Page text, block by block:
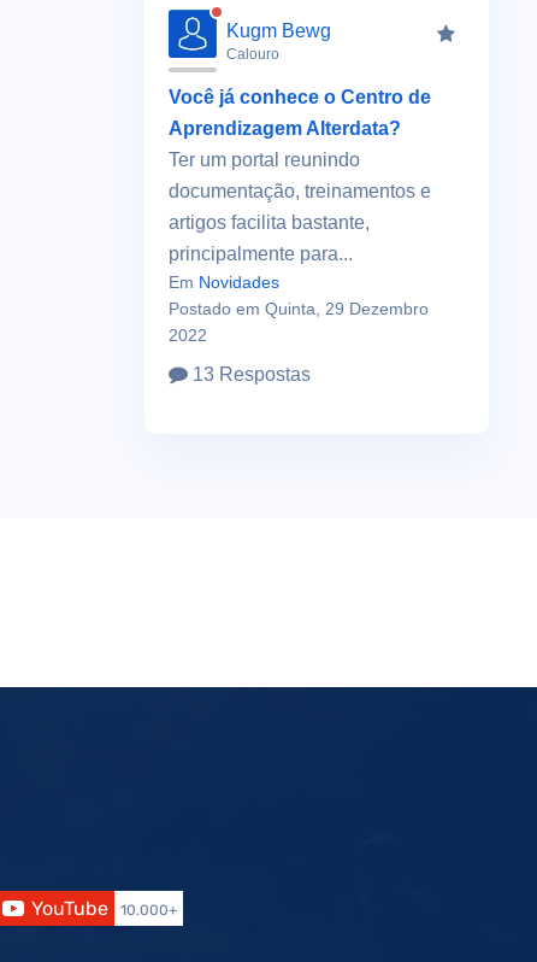
Kugm Bewg
Calouro
Você já conhece o Centro de
Aprendizagem Alterdata?
Ter um portal reunindo
documentação, treinamentos e
artigos facilita bastante,
principalmente para...
Em Novidades
Postado em Quinta, 29 Dezembro
2022
13 Respostas
YouTube 10.000+